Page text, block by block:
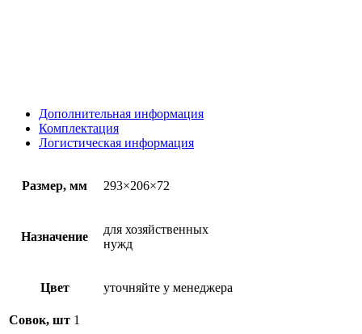
Дополнительная информация
Комплектация
Логистическая информация
Размер, мм 293×206×72
Назначение
для хозяйственных
нужд
Цвет уточняйте у менеджера
Совок, шт 1